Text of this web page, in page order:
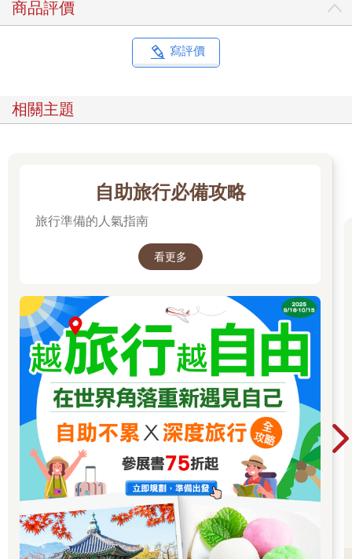
語言風景與動人的人物身影。
術村，透過香火、儀式與工藝，看見地方信仰如何安頓人心，也
體會宗教在日常生活之中，所扮演的連結角色。
腳步帶路，畫出屬於你的桃園地圖
除了六條主題路線，書中另設有「延伸視角」單元，為旅程增添
循著這六條主題路線探索桃園，也能依興趣自在搭配館所與地
景，畫出屬於自己的城市地圖。
讓我們從這一頁出發，走進令人驚豔的桃園。
從街頭到線上，從傳統儀式到創新表現，大溪木藝生態博物館攜
手在地居民、社頭、工藝師與設計師，共同策劃跨界慶典「大溪
大禧」。這場融合設計、展覽與表演藝術的盛會，不僅展現大溪
深厚的文化底蘊與信仰故事，更是大溪人透過自己的聲音，讓世
界看見這座小鎮的獨特魅力。
在「大溪大禧」的慶典文化中，蘊含參與、學習、體驗及復振的
精神，讓慶典人文、生活與產業再現。大溪木藝生態博物館為保
存、傳承以及推廣信仰文化，以博物館方法建立節慶品牌定位，
以「大溪」及「大禧」兩個諧音詞帶出節慶場所及神明生日，定
義一場神與人共榮的沉浸式城市祭典，強調慶典文化在生活中的
延續再現，將觀光融入慶典、深化地方交流，以大溪人每年農曆
六月廿四的百年記憶打造節慶永續品牌。
守護傳統創造連結
商品評價
寫評價
相關主題
自助旅行必備攻略
旅行準備的人氣指南
看更多